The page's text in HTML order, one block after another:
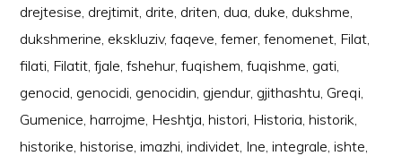
drejtesise, drejtimit, drite, driten, dua, duke, dukshme,
dukshmerine, ekskluziv,faqeve,femer,fenomenet, Filat,
filati, Filatit,fjale,fshehur,fuqishem,fuqishme, gati,
genocid, genocidi, genocidin, gjendur, gjithashtu, Greqi,
Gumenice,harrojme, Heshtja,histori, Historia,historik,
historike,historise,imazhi,individet, Ine,integrale,ishte,